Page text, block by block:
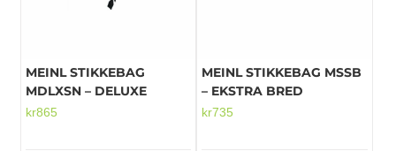
MEINL STIKKEBAG
MDLXSN – DELUXE
kr865
MEINL STIKKEBAG MSSB
– EKSTRA BRED
kr735